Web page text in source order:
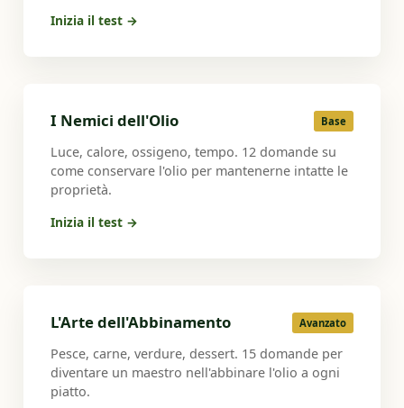
Inizia il test →
I Nemici dell'Olio Base
Luce, calore, ossigeno, tempo. 12 domande su
come conservare l'olio per mantenerne intatte le
proprietà.
Inizia il test →
L'Arte dell'Abbinamento Avanzato
Pesce, carne, verdure, dessert. 15 domande per
diventare un maestro nell'abbinare l'olio a ogni
piatto.